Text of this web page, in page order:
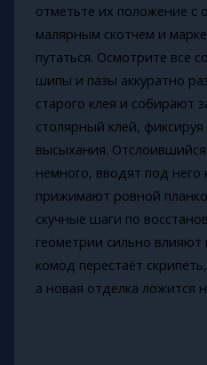
отметьте их положение с
малярным скотчем и
путаться. Осмотрите все
шипы и пазы аккуратно
старого клея и собирают
столярный клей,
высыхания.
немного, вводят под
прижимают ровной
скучные шаги по
геометрии сильно
комод перестаёт
а новая отделка ложится